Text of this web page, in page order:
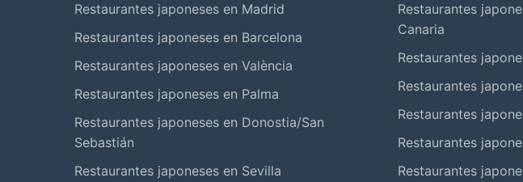
Restaurantes japoneses en Madrid
Restaurantes japoneses en Barcelona
Restaurantes japoneses en València
Restaurantes japoneses en Palma
Restaurantes japoneses en Donostia/San
Sebastián
Restaurantes japoneses en Sevilla
Restaurantes
Canaria
Restaurantes
Restaurantes
Restaurantes
Restaurantes
Restaurantes